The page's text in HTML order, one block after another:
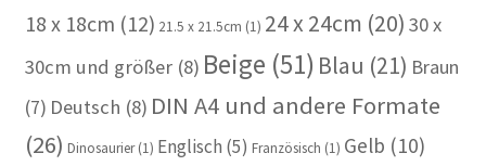
18 x 18cm (12) 21.5 x 21.5cm (1) 24 x 24cm (20) 30 x
30cm und größer(8) Beige (51) Blau (21) Braun
(7) Deutsch (8) DIN A4 und andere Formate
(26) Dinosaurier(1) Englisch (5) Französisch (1) Gelb (10)